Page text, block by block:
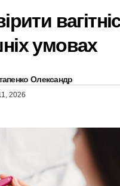
умовах
Олександр
2026